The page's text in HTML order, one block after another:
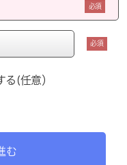
必須
必須
(任意）
む